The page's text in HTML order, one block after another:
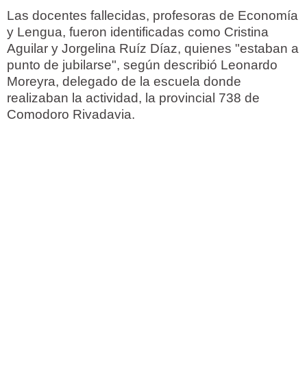
Las docentes fallecidas, profesoras de Economía
y Lengua, fueron identificadas como Cristina
Aguilar y Jorgelina Ruíz Díaz, quienes "estaban a
punto de jubilarse", según describió Leonardo
Moreyra, delegado de la escuela donde
realizaban la actividad, la provincial 738 de
Comodoro Rivadavia.